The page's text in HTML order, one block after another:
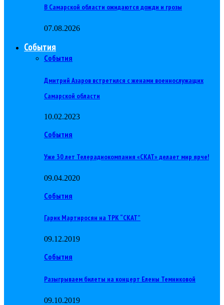
В Самарской области ожидаются дожди и грозы
07.08.2026
События
События
Дмитрий Азаров встретился с женами военнослужащих
Самарской области
10.02.2023
События
Уже 30 лет Телерадиокомпания «СКАТ» делает мир ярче!
09.04.2020
События
Гарик Мартиросян на ТРК “СКАТ”
09.12.2019
События
Разыгрываем билеты на концерт Елены Темниковой
09.10.2019